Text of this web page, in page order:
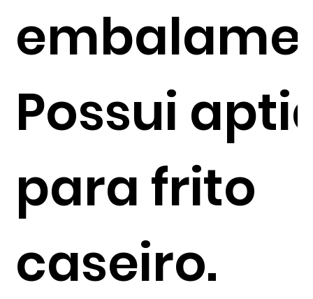
Possui
para frito
caseiro.